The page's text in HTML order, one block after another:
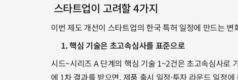
스타트업이 고려할 4가지
이번 제도 개선이 스타트업의 한국 특허 일정에 만드는
1. 핵심 기술은 초고속심사를 표준으로
시드~시리즈 A 단계의 핵심 기술 1~2건은 초고속심사로
에 1차 결과를 받으면, 제품 출시 일정·투자 라운드 일정